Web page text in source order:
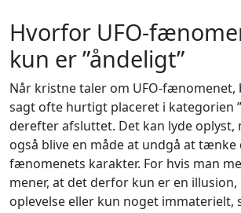
Hvorfor UFO-
kun er ”åndeligt”
Når kristne taler om UFO-fænomenet,
sagt ofte hurtigt placeret i kategorien
derefter afsluttet. Det kan lyde oplyst,
også blive en måde at undgå at tænke
fænomenets karakter. For hvis man
mener, at det derfor kun er en
oplevelse eller kun noget immaterielt,